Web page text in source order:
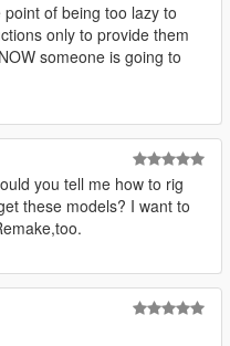
point of being too lazy to
only to provide them
someone is going to
you tell me how to rig
these models? I want to